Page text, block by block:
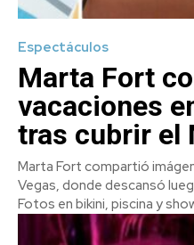
Espectáculos
Marta Fort
vacaciones
tras cubrir el
Marta Fort compartió
Vegas, donde descansó
Fotos en bikini, piscina y